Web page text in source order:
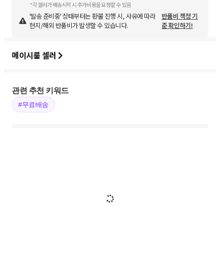
*각 셀러가 배송시작 시 추가비용을 요청할 수 있음
'발송 준비중' 상태부터는 환불 진행 시, 사유에 따라
현지/해외 반품비가 발생할 수 있습니다.
반품비 책정 기
준 확인하기!
메이시룸 셀러
관련 추천 키워드
#무료배송